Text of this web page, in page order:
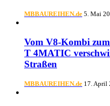
MBBAUREIHEN.de 5. Mai
Vom V8-Kombi
T 4MATIC
Straßen
MBBAUREIHEN.de 17. April